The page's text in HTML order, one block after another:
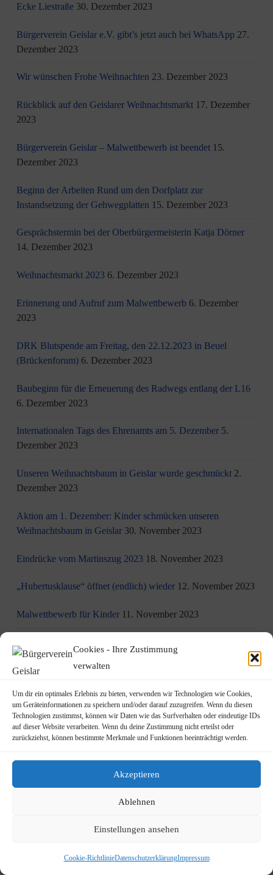
Cookies - Ihre Zustimmung
verwalten
Um dir ein optimales Erlebnis zu bieten, verwenden wir Technologien wie Cookies,
um Geräteinformationen zu speichern und/oder darauf zuzugreifen. Wenn du diesen
Technologien zustimmst, können wir Daten wie das Surfverhalten oder eindeutige IDs
auf dieser Website verarbeiten. Wenn du deine Zustimmung nicht erteilst oder
zurückziehst, können bestimmte Merkmale und Funktionen beeinträchtigt werden.
Akzeptieren
Ablehnen
Einstellungen ansehen
Cookie-RichtlinieDatenschutzerklärungImpressum
Ecke Liestraße 30. Dezember 2023
Bürgerverein Geislar e.V. gibt’s jetzt auch bei WhatsApp 27.
Dezember 2023
Wir wünschen Frohe Weihnachten 23. Dezember 2023
Rückblick auf den Geislarer Weihnachtsmarkt 17. Dezember
2023
Bürgerverein Geislar – Malwettbewerb ist beendet 15.
Dezember 2023
Beginn der Arbeiten Rund um den Dorfplatz zur
Instandsetzung der Gehwegplatten 15. Dezember 2023
Gesprächstermin bei der Oberbürgermeisterin Katja Dörner
14. Dezember 2023
Weihnachtsmarkt 2023 6. Dezember 2023
Erinnerung und Aufruf zum Malwettbewerb 6. Dezember
2023
DRK Blutspende am Freitag, den 22.12.2023 in Beuel
(Brückenforum) 6. Dezember 2023
Baubeginn für die Erneuerung des Radwegs entlang der L16
6. Dezember 2023
Internationalen Tags des Ehrenamts am 5. Dezember 5.
Dezember 2023
Unseren Weihnachtsbaum in Geislar wurde geschmückt 2.
Dezember 2023
Aktion am 1. Dezember: Kinder schmücken unseren
Weihnachtsbaum in Geislar 30. November 2023
Eindrücke vom Martinszug 2023 18. November 2023
„Hubertusklause“ öffnet (endlich) wieder 12. November 2023
Malwettbewerb für Kinder 11. November 2023
JUgendZEntrum Haus Michael
9. November 2023
(Haus der Begegnung St. Peter Vilich) 8. November 2023
Martinszug 2023 3. November 2023
Terminankündigung: Rundgang durch Geislar mit
am Donnerstag, den 19.10.2023 14. Oktober 2023
Kita Rheindampfer sucht eine Küchen- bzw. Spülkraft